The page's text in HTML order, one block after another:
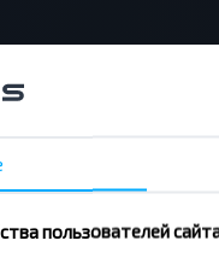
пользователей